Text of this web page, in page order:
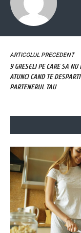
ARTICOLUL PRECEDENT
9 GRESELI PE CARE SA NU
ATUNCI CAND TE
PARTENERUL TAU